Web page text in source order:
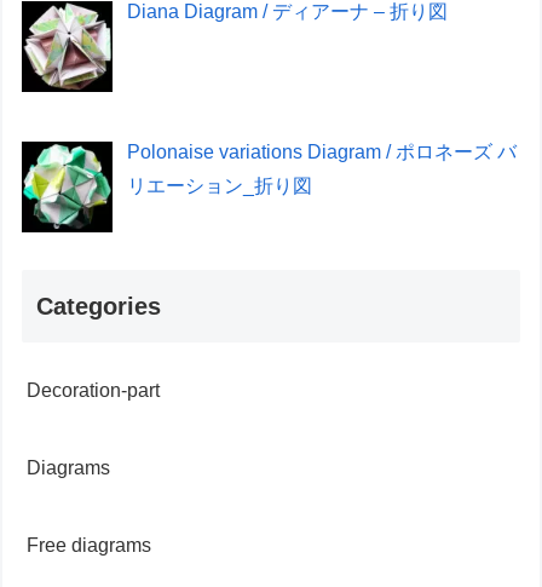
Diana Diagram / ディアーナ – 折り図
Polonaise variations Diagram / ポロネーズ バ
リエーション_折り図
Categories
Decoration-part
Diagrams
Free diagrams